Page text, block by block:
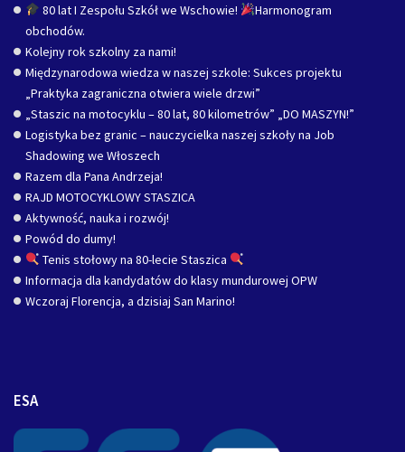
80 lat I Zespołu Szkół we Wschowie!
Harmonogram
obchodów.
Kolejny rok szkolny za nami!
Międzynarodowa wiedza w naszej szkole: Sukces projektu
„Praktyka zagraniczna otwiera wiele drzwi”
„Staszic na motocyklu – 80 lat, 80 kilometrów” „DO MASZYN!”
Logistyka bez granic – nauczycielka naszej szkoły na Job
Shadowing we Włoszech
Razem dla Pana Andrzeja!
RAJD MOTOCYKLOWY STASZICA
Aktywność, nauka i rozwój!
Powód do dumy!
Tenis stołowy na 80-lecie Staszica
Informacja dla kandydatów do klasy mundurowej OPW
Wczoraj Florencja, a dzisiaj San Marino!
ESA